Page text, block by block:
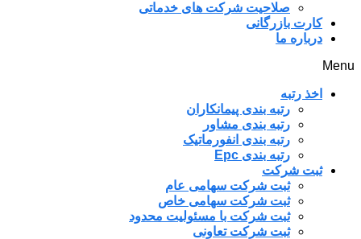
صلاحیت شرکت های خدماتی
کارت بازرگانی
درباره ما
Menu
اخذ رتبه
رتبه بندی پیمانکاران
رتبه بندی مشاور
رتبه بندی انفورماتیک
رتبه بندی Epc
ثبت شرکت
ثبت شرکت سهامی عام
ثبت شرکت سهامی خاص
ثبت شرکت با مسئولیت محدود
ثبت شرکت تعاونی